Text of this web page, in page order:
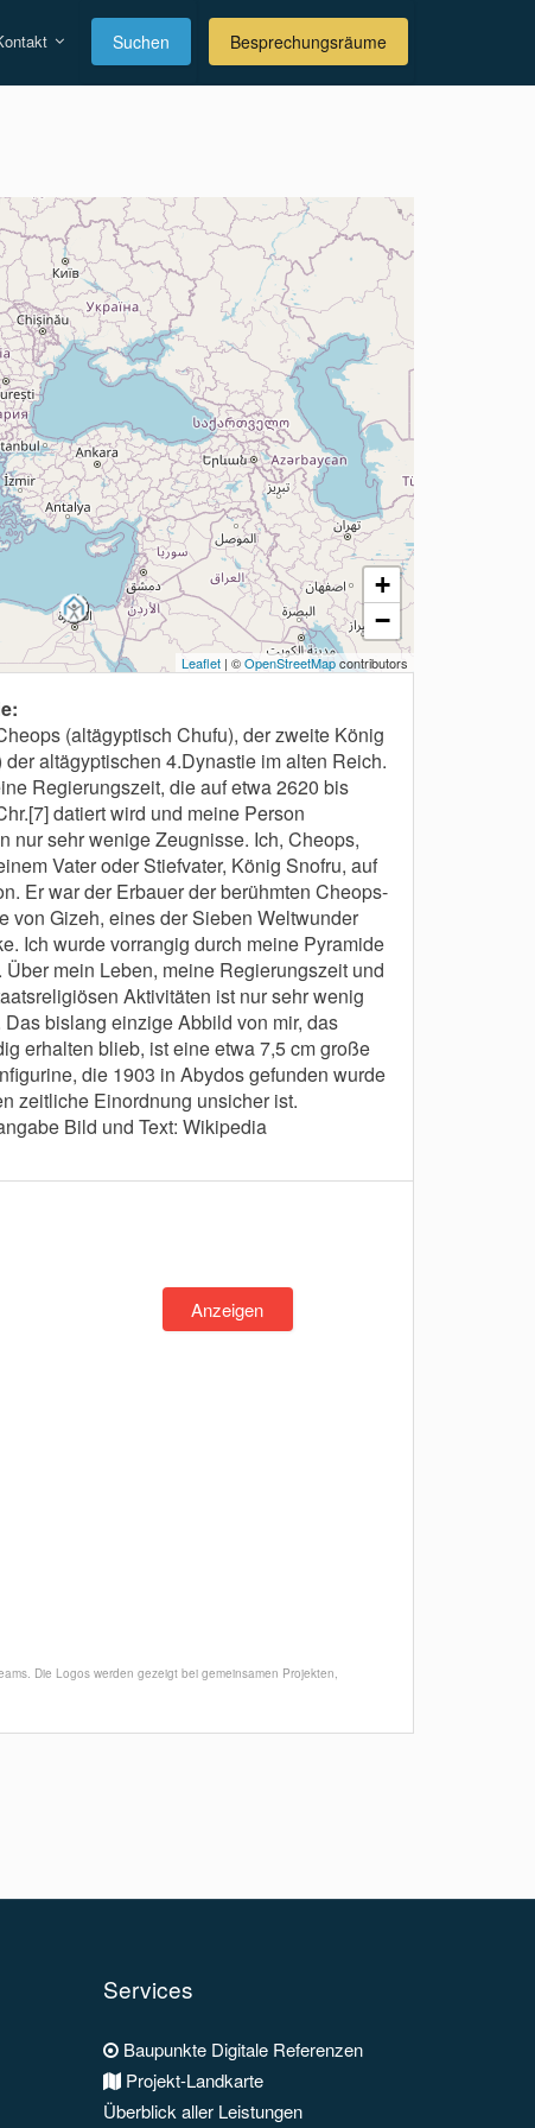
Suchen Besprechungsräume
+
−
Leaflet | ©OpenStreetMapcontributors
(altägyptisch Chufu), der zweite König
der altägyptischen 4.Dynastie im alten Reich.
Regierungszeit, die auf etwa 2620 bis
datiert wird und meine Person
nur sehr wenige Zeugnisse. Ich, Cheops,
Vater oder Stiefvater, König Snofru, auf
Er war der Erbauer der berühmten Cheops-
von Gizeh, eines der Sieben Weltwunder
Ich wurde vorrangig durch meine Pyramide
Über mein Leben, meine Regierungszeit und
Aktivitäten ist nur sehr wenig
Das bislang einzige Abbild von mir, das
erhalten blieb, ist eine etwa 7,5 cm große
die 1903 in Abydos gefunden wurde
zeitliche Einordnung unsicher ist.
Bild und Text: Wikipedia
Anzeigen
Die Logos werden gezeigt bei gemeinsamen Projekten,
Services
Baupunkte Digitale Referenzen
Projekt-Landkarte
Überblick aller Leistungen